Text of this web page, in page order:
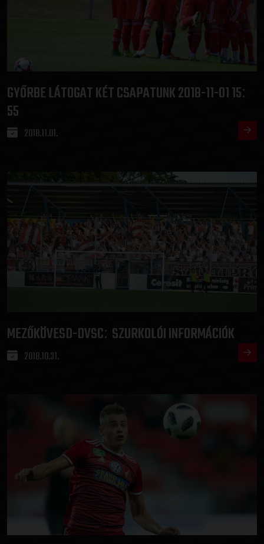
GYŐRBE LÁTOGAT KÉT CSAPATUNK 2018-11-01 15:
55
2018.11.01.
MEZŐKÖVESD-DVSC: SZURKOLÓI INFORMÁCIÓK
2018.10.31.